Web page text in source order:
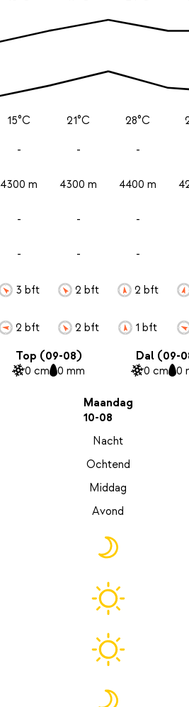
15°C
-
4300 m
-
-
3 bft
2 bft
21°C
-
4300 m
-
-
2 bft
2 bft
28°C
-
4400 m
-
-
2 bft
1 bft
Top (09-08)
0 cm 0 mm
Dal (09-
0 cm 0
Maandag
10-08
Nacht
Ochtend
Middag
Avond